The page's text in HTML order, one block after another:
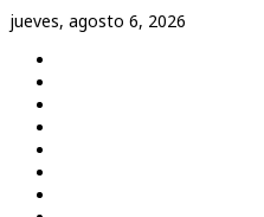
Saltar
contenido
jueves, agosto 6, 2026